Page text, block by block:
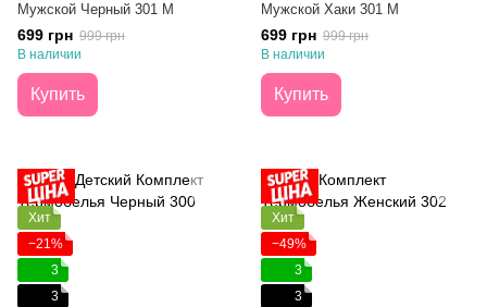
Мужской Черный 301 M
699 грн 999 грн
В наличии
Купить
Мужской Хаки 301 M
699 грн 999 грн
В наличии
Купить
Хит
−21%
3
3
Хит
−49%
3
3